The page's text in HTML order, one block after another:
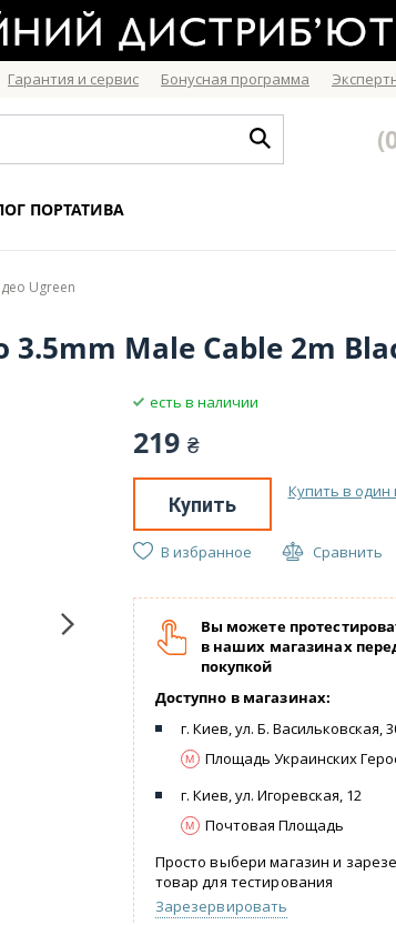
Гарантия и сервис Бонусная программа
ПОРТАТИВА
Ugreen
3.5mm Male Cable 2m
есть в наличии
219 ₴
Купить
Купить в один
В избранное Сравнить
Вы можете
в наших магазинах
покупкой
Доступно в магазинах:
г. Киев, ул. Б. Васильковская,
Площадь Украинских
г. Киев, ул. Игоревская, 12
Почтовая Площадь
Просто выбери магазин и
товар для тестирования
Зарезервировать